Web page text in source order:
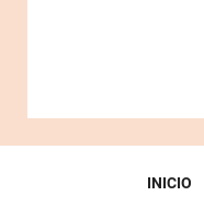
INICIO